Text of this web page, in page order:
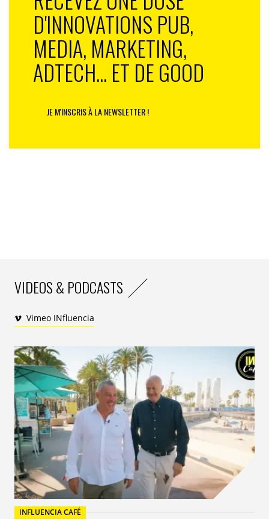
D'INNOVATIONS PUB,
MEDIA, MARKETING,
ADTECH... ET DE GOOD
JE M'INSCRIS À LA NEWSLETTER !
VIDEOS & PODCASTS
Vimeo INfluencia
INFLUENCIA CAFÉ